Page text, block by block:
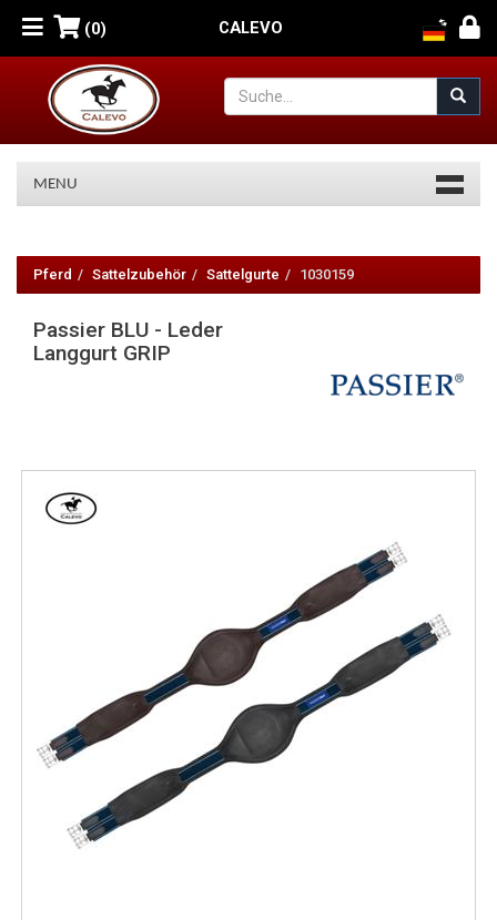
(0) CALEVO
MENU
BLU
Leder
Pferd Sattelzubehör Sattelgurte 1030159
Passier BLU - Leder
Langgurt GRIP